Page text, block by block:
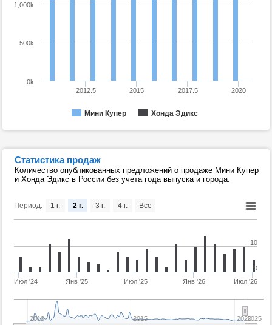
Мини Купер Хонда Эдикс
2012.5 2015 2017.5 2020
0k
500k
1,000k
Статистика продаж
Количество опубликованных предложений о продаже Мини Купер
и Хонда Эдикс в России без учета года выпуска и города.
Период:
Июл '24 Янв '25 Июл '25 Янв '26 Июл '26
2010 2015 20202025
0
10
1 г. 2 г. 3 г. 4 г. Все